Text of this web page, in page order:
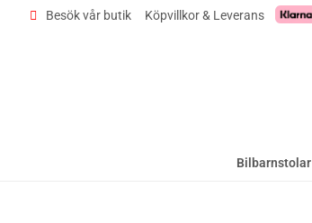
Besök vår butik Köpvillkor & Leverans
Bilbarnstolar